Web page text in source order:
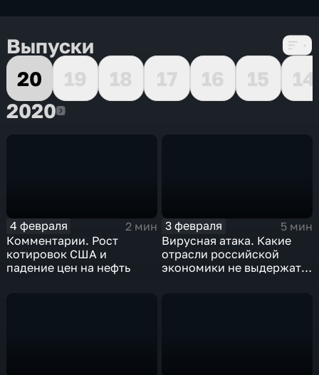
Выпуски
20
19 18 17 16 15
14
20202020
4 февраля
2 мин
Комментарии. Рост
котировок США и
падение цен на нефть
3 февраля
5 мин
Вирусная атака. Какие
отрасли российской
экономики не выдержат